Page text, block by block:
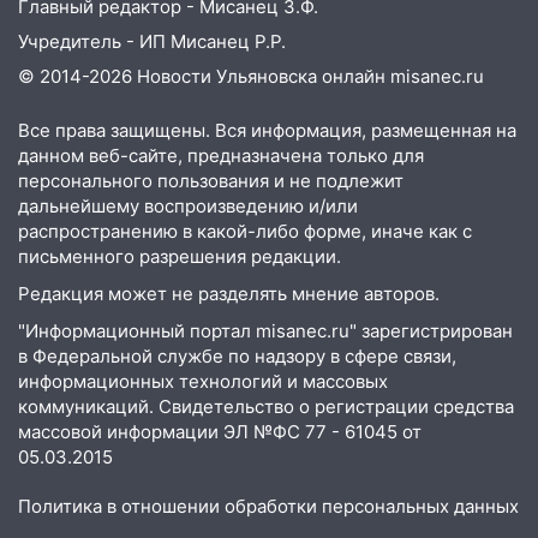
11:50
Заснул рядом с ребёнком и
случайно задушил его: суд вынес
приговор
11:38 В Ленинском районе пожар
полностью уничтожил дачный дом и
сарай
11:38 В Госдуме предложили отменить
ЕГЭ с 2027 года
11:25
В Ульяновске ИИ будет выявлять
нарушителей на контейнерных
площадках
11:20 Ульяновская шахматистка
Валерия Клейменова выиграла два
золота в составе сборной мира
доску декабристу Кондратию Рылееву
Главный редактор - Мисанец З.Ф.
Учредитель - ИП Мисанец Р.Р.
© 2014-2026 Новости Ульяновска онлайн misanec.ru
Все права защищены. Вся информация, размещенная на
данном веб-сайте, предназначена только для
персонального пользования и не подлежит
дальнейшему воспроизведению и/или
распространению в какой-либо форме, иначе как с
письменного разрешения редакции.
Редакция может не разделять мнение авторов.
"Информационный портал misanec.ru" зарегистрирован
в Федеральной службе по надзору в сфере связи,
информационных технологий и массовых
коммуникаций. Свидетельство о регистрации средства
массовой информации ЭЛ №ФС 77 - 61045 от
05.03.2015
Политика в отношении обработки персональных данных